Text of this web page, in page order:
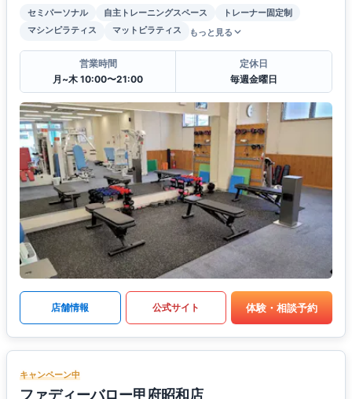
セミパーソナル 自主トレーニングスペース
トレーナー固定制
マシンピラティス
マットピラティス もっと見る
営業時間
月~木 10:00〜21:00
定休日
毎週金曜日
店舗情報 公式サイト 体験・相談予約
キャンペーン中
ファディーバロー甲府昭和店